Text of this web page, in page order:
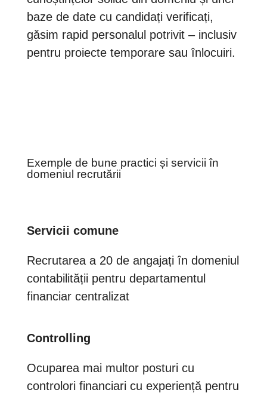
baze de date cu candidați verificați,
găsim rapid personalul potrivit – inclusiv
pentru proiecte temporare sau înlocuiri.
Exemple de bune practici și servicii în
domeniul recrutării
Servicii comune
Recrutarea a 20 de angajați în domeniul
contabilității pentru departamentul
financiar centralizat
Controlling
Ocuparea mai multor posturi cu
controlori financiari cu experiență pentru